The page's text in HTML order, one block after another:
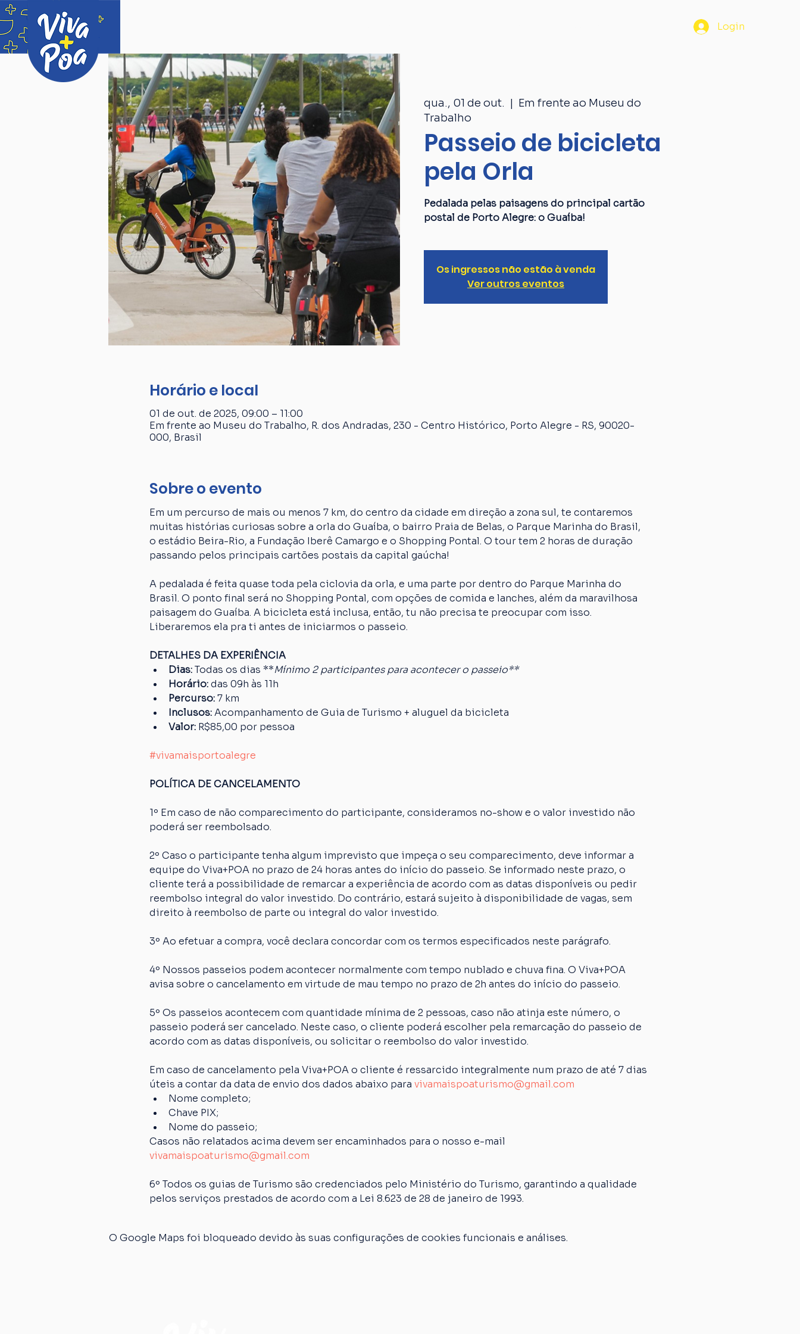
Login
qua., 01 de out.
  |
Em frente ao Museu do
Trabalho
Passeio de bicicleta
pela Orla
Pedalada pelas paisagens do principal cartão
postal de Porto Alegre: o Guaíba!
Os ingressos não estão à venda
Ver outros eventos
Horário e local
01 de out. de 2025, 09:00 – 11:00
Em frente ao Museu do Trabalho, R. dos Andradas, 230 - Centro Histórico, Porto Alegre - RS, 90020-
000, Brasil
Sobre o evento
Em um percurso de mais ou menos 7 km, do centro da cidade em direção a zona sul, te contaremos
muitas histórias curiosas sobre a orla do Guaíba, o bairro Praia de Belas, o Parque Marinha do Brasil,
o estádio Beira-Rio, a Fundação Iberê Camargo e o Shopping Pontal. O tour tem 2 horas de duração
passando pelos principais cartões postais da capital gaúcha!
A pedalada é feita quase toda pela ciclovia da orla, e uma parte por dentro do Parque Marinha do
Brasil. O ponto final será no Shopping Pontal, com opções de comida e lanches, além da maravilhosa
paisagem do Guaíba. A bicicleta está inclusa, então, tu não precisa te preocupar com isso.
Liberaremos ela pra ti antes de iniciarmos o passeio.
DETALHES DA EXPERIÊNCIA
Dias: Todas os dias **Mínimo 2 participantes para acontecer o passeio**
Horário: das 09h às 11h
Percurso: 7 km
Inclusos: Acompanhamento de Guia de Turismo + aluguel da bicicleta
Valor: R$85,00 por pessoa
#vivamaisportoalegre
POLÍTICA DE CANCELAMENTO
1º Em caso de não comparecimento do participante, consideramos no-show e o valor investido não
poderá ser reembolsado.
2º Caso o participante tenha algum imprevisto que impeça o seu comparecimento, deve informar a
equipe do Viva+POA no prazo de 24 horas antes do início do passeio. Se informado neste prazo, o
cliente terá a possibilidade de remarcar a experiência de acordo com as datas disponíveis ou pedir
reembolso integral do valor investido. Do contrário, estará sujeito à disponibilidade de vagas, sem
direito à reembolso de parte ou integral do valor investido.
3º Ao efetuar a compra, você declara concordar com os termos especificados neste parágrafo.
4º Nossos passeios podem acontecer normalmente com tempo nublado e chuva fina. O Viva+POA
avisa sobre o cancelamento em virtude de mau tempo no prazo de 2h antes do início do passeio.
5º Os passeios acontecem com quantidade mínima de 2 pessoas, caso não atinja este número, o
passeio poderá ser cancelado. Neste caso, o cliente poderá escolher pela remarcação do passeio de
acordo com as datas disponíveis, ou solicitar o reembolso do valor investido.
Em caso de cancelamento pela Viva+POA o cliente é ressarcido integralmente num prazo de até 7 dias
úteis a contar da data de envio dos dados abaixo para vivamaispoaturismo@gmail.com
Nome completo;
Chave PIX;
Nome do passeio;
Casos não relatados acima devem ser encaminhados para o nosso e-mail
vivamaispoaturismo@gmail.com
6º Todos os guias de Turismo são credenciados pelo Ministério do Turismo, garantindo a qualidade
pelos serviços prestados de acordo com a Lei 8.623 de 28 de janeiro de 1993.
O Google Maps foi bloqueado devido às suas configurações de cookies funcionais e análises.